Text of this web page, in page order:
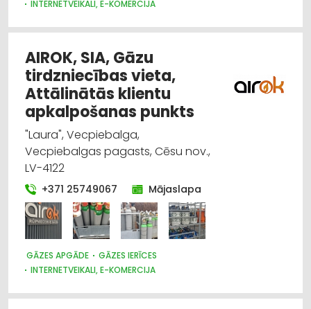
INTERNETVEIKALI, E-KOMERCIJA
UN APAVI; TIRDZNIECĪBA
AIROK, SIA, Gāzu
tirdzniecības vieta,
Attālinātās klientu
apkalpošanas punkts
"Laura", Vecpiebalga,
Vecpiebalgas pagasts, Cēsu nov.,
LV-4122
+371 25749067 Mājaslapa
GĀZES APGĀDE
GĀZES IERĪCES
INTERNETVEIKALI, E-KOMERCIJA
UN APAVI; TIRDZNIECĪBA